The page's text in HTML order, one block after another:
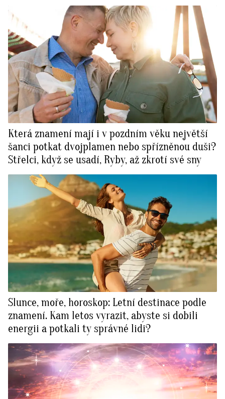
Která znamení mají i v pozdním věku největší
šanci potkat dvojplamen nebo spřízněnou duši?
Střelci, když se usadí, Ryby, až zkrotí své sny
Slunce, moře, horoskop: Letní destinace podle
znamení. Kam letos vyrazit, abyste si dobili
energii a potkali ty správné lidi?